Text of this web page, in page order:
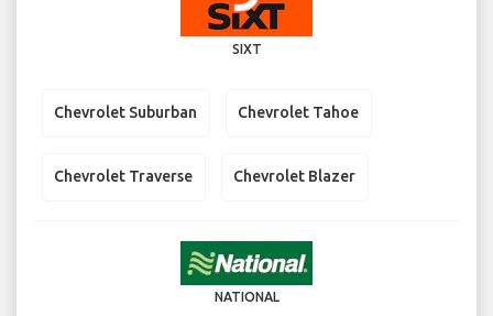
SIXT
Chevrolet Suburban Chevrolet Tahoe
Chevrolet Traverse Chevrolet Blazer
NATIONAL